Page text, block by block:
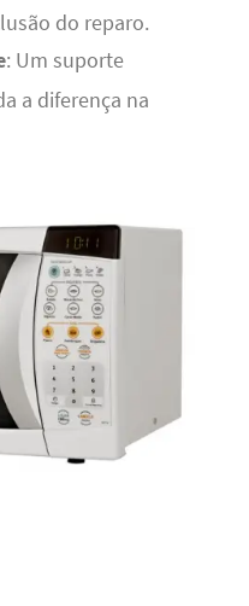
do reparo.
: Um suporte
a diferença na